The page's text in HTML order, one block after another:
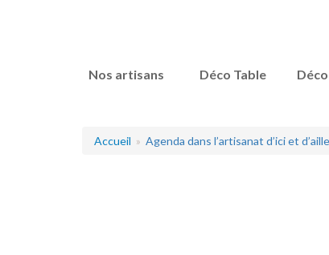
Nos artisans Déco Table
Accueil Agenda dans l’artisanat d’ici et